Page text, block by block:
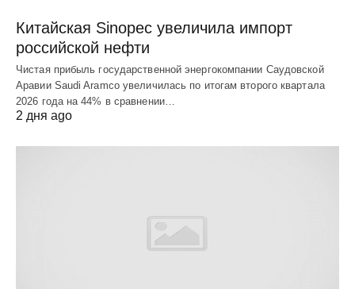
Китайская Sinopec увеличила импорт
российской нефти
Чистая прибыль государственной энергокомпании Саудовской
Аравии Saudi Aramco увеличилась по итогам второго квартала
2026 года на 44% в сравнении…
2 дня ago